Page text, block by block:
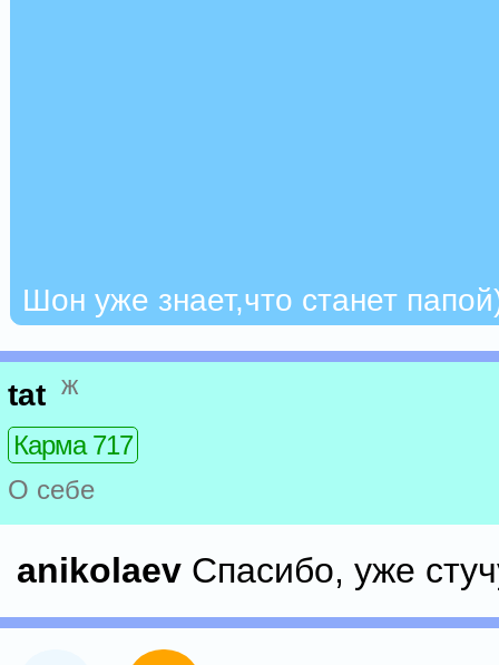
Шон уже знает,что станет
tat ж
Карма 717
О себе
anikolaev Спасибо, уже